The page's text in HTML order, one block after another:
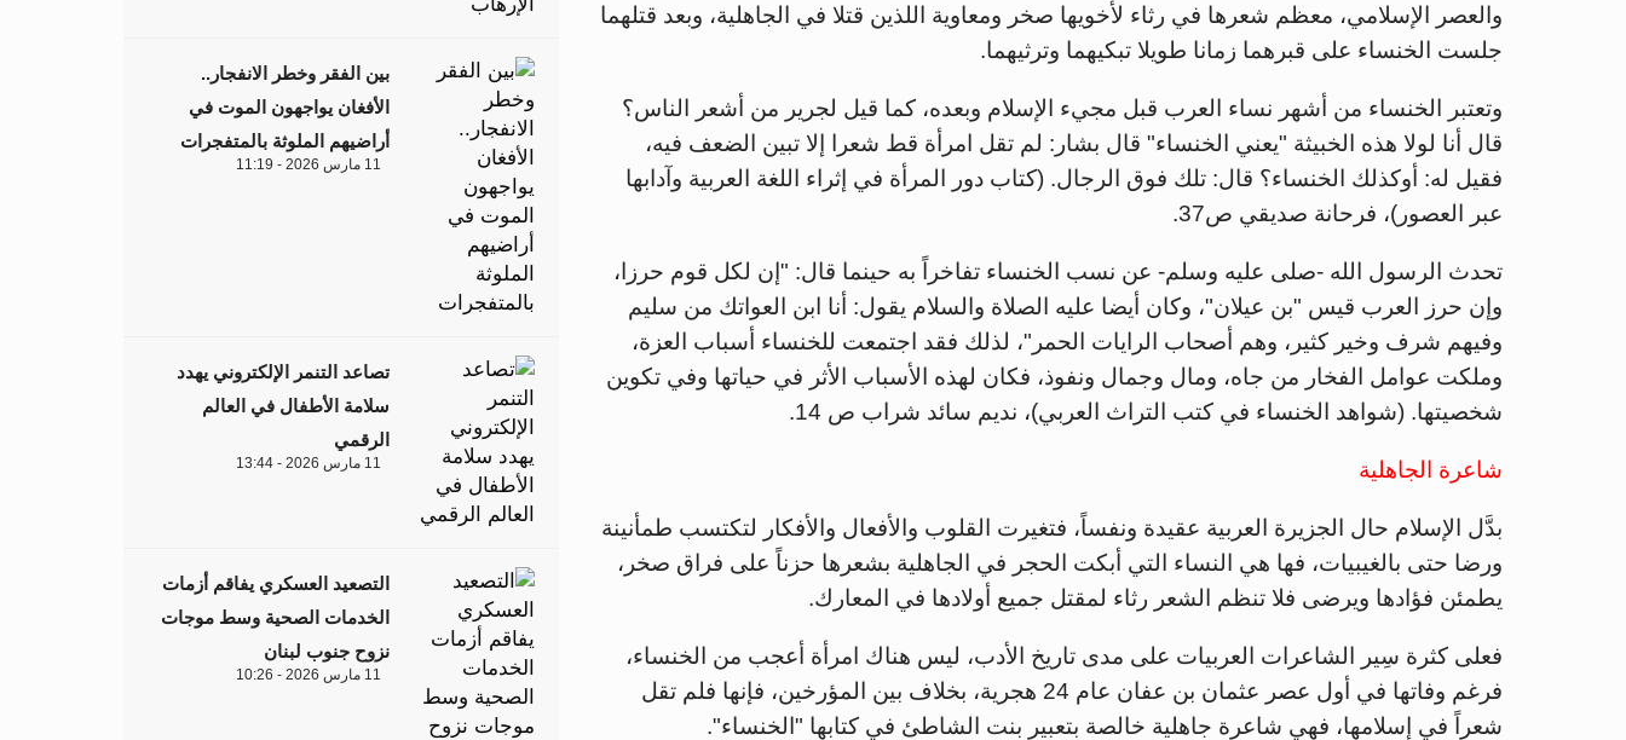
والعصر الإسلامي، معظم شعرها في رثاء لأخويها صخر ومعاوية اللذين قتلا في الجاهلية، وبعد قتلهما
جلست الخنساء على قبرهما زمانا طويلا تبكيهما وترثيهما.
وتعتبر الخنساء من أشهر نساء العرب قبل مجيء الإسلام وبعده، كما قيل لجرير من أشعر الناس؟
قال أنا لولا هذه الخبيثة "يعني الخنساء" قال بشار: لم تقل امرأة قط شعرا إلا تبين الضعف فيه،
فقيل له: أوكذلك الخنساء؟ قال: تلك فوق الرجال. (كتاب دور المرأة في إثراء اللغة العربية وآدابها
عبر العصور)، فرحانة صديقي ص37.
تحدث الرسول الله -صلى عليه وسلم- عن نسب الخنساء تفاخراً به حينما قال: "إن لكل قوم حرزا،
وإن حرز العرب قيس "بن عيلان"، وكان أيضا عليه الصلاة والسلام يقول: أنا ابن العواتك من سليم
وفيهم شرف وخير كثير، وهم أصحاب الرايات الحمر"، لذلك فقد اجتمعت للخنساء أسباب العزة،
وملكت عوامل الفخار من جاه، ومال وجمال ونفوذ، فكان لهذه الأسباب الأثر في حياتها وفي تكوين
شخصيتها. (شواهد الخنساء في كتب التراث العربي)، نديم سائد شراب ص 14.
شاعرة الجاهلية
بدَّل الإسلام حال الجزيرة العربية عقيدة ونفساً، فتغيرت القلوب والأفعال والأفكار لتكتسب طمأنينة
ورضا حتى بالغيبيات، فها هي النساء التي أبكت الحجر في الجاهلية بشعرها حزناً على فراق صخر،
يطمئن فؤادها ويرضى فلا تنظم الشعر رثاء لمقتل جميع أولادها في المعارك.
فعلى كثرة سِير الشاعرات العربيات على مدى تاريخ الأدب، ليس هناك امرأة أعجب من الخنساء،
فرغم وفاتها في أول عصر عثمان بن عفان عام 24 هجرية، بخلاف بين المؤرخين، فإنها فلم تقل
شعراً في إسلامها، فهي شاعرة جاهلية خالصة بتعبير بنت الشاطئ في كتابها "الخنساء".
بين الفقر وخطر الانفجار..
الأفغان يواجهون الموت في
أراضيهم الملوثة بالمتفجرات
11 مارس 2026 - 11:19
تصاعد التنمر الإلكتروني يهدد
سلامة الأطفال في العالم
الرقمي
11 مارس 2026 - 13:44
التصعيد العسكري يفاقم أزمات
الخدمات الصحية وسط موجات
نزوح جنوب لبنان
11 مارس 2026 - 10:26